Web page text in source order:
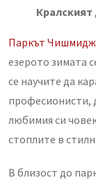
Паркът
езерото зимата
се научите да
професионисти,
любимия си
стоплите в
В близост до